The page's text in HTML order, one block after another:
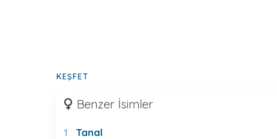
KEŞFET
Benzer İsimler
1 Tanal